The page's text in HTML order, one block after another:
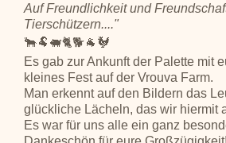
Auf Freundlichkeit und
Tierschützern...."
🐂🐏🐖🐈🐕🐐🐓
Es gab zur Ankunft der Palette mit
kleines Fest auf der Vrouva Farm.
Man erkennt auf den Bildern das
glückliche Lächeln, das wir hiermit
Es war für uns alle ein ganz